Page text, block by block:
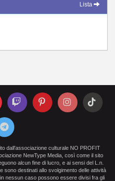
Lista
dall'associazione culturale NO PROFIT
NewType Media, così come il sito
alcun fine di lucro, e ai sensi del L.n.
sono destinati allo svolgimento delle attività
nessun caso possono essere divisi fra gli